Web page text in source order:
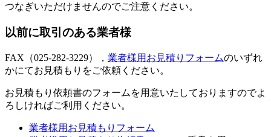
つなぎいただけませんのでご注意ください。
以前に取引のある業者様
FAX（025-282-3229）， 業者様用お見積りフォームのいずれ
かにてお見積もりをご依頼ください。
お見積もり依頼書のフォームを用意いたしておりますのでよ
ろしければご利用ください。
業者様用お見積もりフォーム